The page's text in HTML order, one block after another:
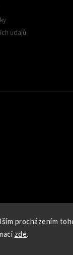
procházením
zde.
údajů